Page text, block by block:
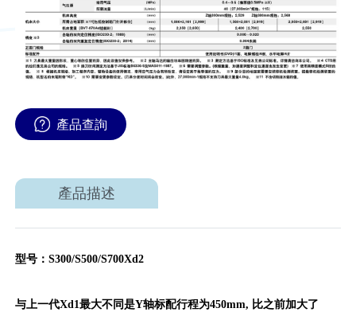
產品查詢
產品描述
型号：S300/S500/S700Xd2
与上一代Xd1最大不同是Y轴标配行程为450mm, 比之前加大了